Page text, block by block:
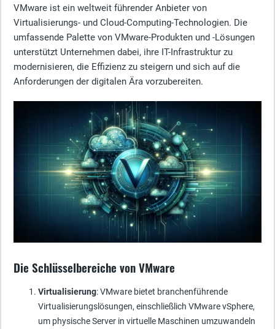
VMware ist ein weltweit führender Anbieter von
Virtualisierungs- und Cloud-Computing-Technologien. Die
umfassende Palette von VMware-Produkten und -Lösungen
unterstützt Unternehmen dabei, ihre IT-Infrastruktur zu
modernisieren, die Effizienz zu steigern und sich auf die
Anforderungen der digitalen Ära vorzubereiten.
Die Schlüsselbereiche von VMware
Virtualisierung: VMware bietet branchenführende
Virtualisierungslösungen, einschließlich VMware vSphere,
um physische Server in virtuelle Maschinen umzuwandeln